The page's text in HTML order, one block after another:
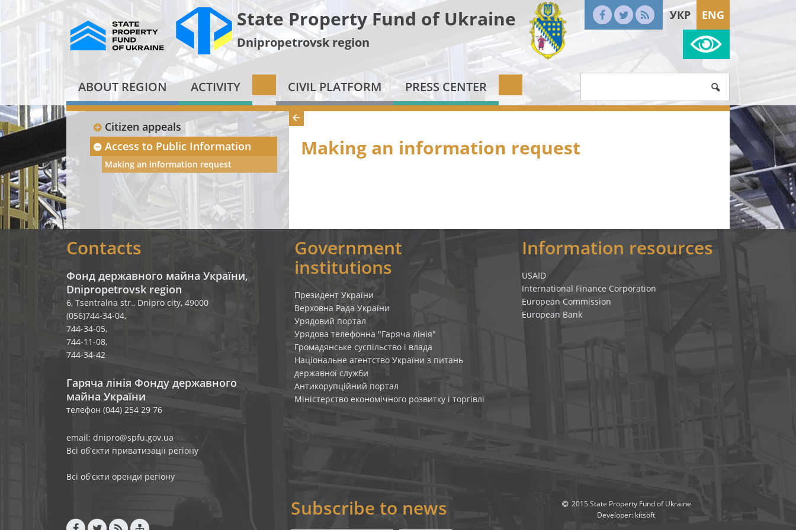
State Property Fund of Ukraine
Dnipropetrovsk region
УКР ENG
ABOUT REGION ACTIVITY CIVIL PLATFORM PRESS CENTER
Citizen appeals
Access to Public Information
Making an information request
Making an information request
Contacts
Фонд державного майна України,
Dnipropetrovsk region
6, Tsentralna str., Dnipro city, 49000
(056)744-34-04,
744-34-05,
744-11-08,
744-34-42
Гаряча лінія Фонду державного
майна України
телефон (044) 254 29 76
email: dnipro@spfu.gov.ua
Всі об'єкти приватизації регіону
Всі об'єкти оренди регіону
Government
institutions
Президент України
Верховна Рада України
Урядовий портал
Урядова телефонна "Гаряча лінія"
Громадянське суспільство і влада
Національне агентство України з питань
державної служби
Антикорупційний портал
Міністерство економічного розвитку і торгівлі
Information resources
USAID
International Finance Corporation
European Commission
European Bank
Subscribe to news
2015 State Property Fund of Ukraine
Developer: kitsoft